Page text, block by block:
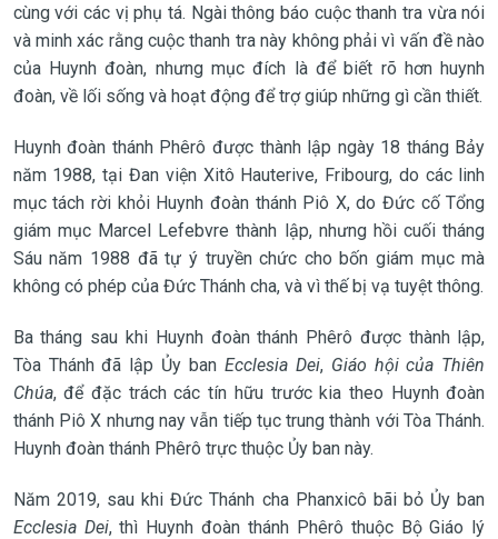
cùng với các vị phụ tá. Ngài thông báo cuộc thanh tra vừa nói
và minh xác rằng cuộc thanh tra này không phải vì vấn đề nào
của Huynh đoàn, nhưng mục đích là để biết rõ hơn huynh
đoàn, về lối sống và hoạt động để trợ giúp những gì cần thiết.
Huynh đoàn thánh Phêrô được thành lập ngày 18 tháng Bảy
năm 1988, tại Đan viện Xitô Hauterive, Fribourg, do các linh
mục tách rời khỏi Huynh đoàn thánh Piô X, do Đức cố Tổng
giám mục Marcel Lefebvre thành lập, nhưng hồi cuối tháng
Sáu năm 1988 đã tự ý truyền chức cho bốn giám mục mà
không có phép của Đức Thánh cha, và vì thế bị vạ tuyệt thông.
Ba tháng sau khi Huynh đoàn thánh Phêrô được thành lập,
Tòa Thánh đã lập Ủy ban Ecclesia Dei, Giáo hội của Thiên
Chúa, để đặc trách các tín hữu trước kia theo Huynh đoàn
thánh Piô X nhưng nay vẫn tiếp tục trung thành với Tòa Thánh.
Huynh đoàn thánh Phêrô trực thuộc Ủy ban này.
Năm 2019, sau khi Đức Thánh cha Phanxicô bãi bỏ Ủy ban
Ecclesia Dei, thì Huynh đoàn thánh Phêrô thuộc Bộ Giáo lý